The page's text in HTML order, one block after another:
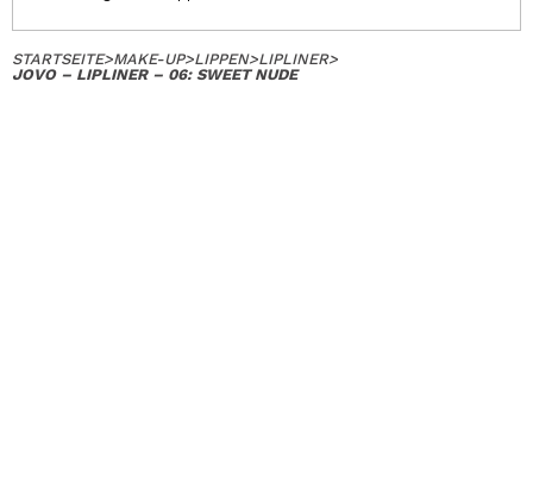
STARTSEITE>MAKE-UP>LIPPEN>LIPLINER>
JOVO – LIPLINER – 06: SWEET NUDE